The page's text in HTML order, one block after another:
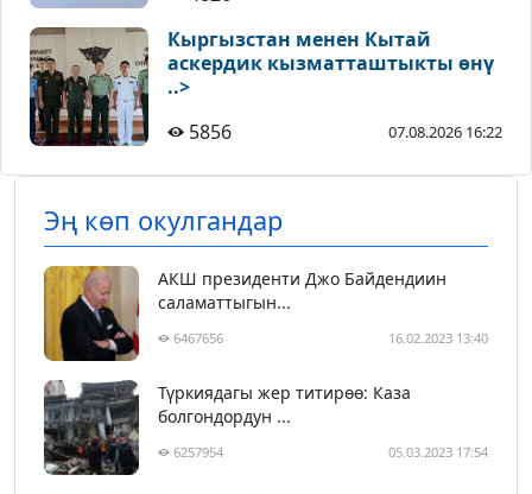
Кыргызстан менен Кытай
аскердик кызматташтыкты өнү
..>
5856
07.08.2026 16:22
Эң көп окулгандар
АКШ президенти Джо Байдендиин
саламаттыгын...
6467656 16.02.2023 13:40
Түркиядагы жер титирөө: Каза
болгондордун ...
6257954 05.03.2023 17:54